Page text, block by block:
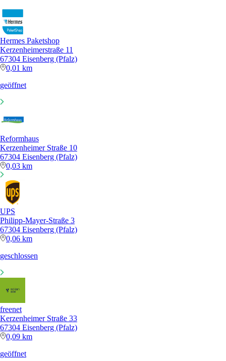
Hermes Paketshop
Kerzenheimerstraße 11
67304 Eisenberg (Pfalz)
0,01 km
geöffnet
Reformhaus
Kerzenheimer Straße 10
67304 Eisenberg (Pfalz)
0,03 km
UPS
Philipp-Mayer-Straße 3
67304 Eisenberg (Pfalz)
0,06 km
geschlossen
freenet
Kerzenheimer Straße 33
67304 Eisenberg (Pfalz)
0,09 km
geöffnet